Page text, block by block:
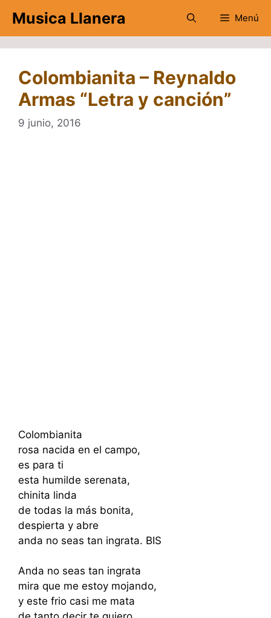
contenido
Musica Llanera Menú
Colombianita – Reynaldo
Armas “Letra y canción”
9 junio, 2016
Colombianita
rosa nacida en el campo,
es para ti
esta humilde serenata,
chinita linda
de todas la más bonita,
despierta y abre
anda no seas tan ingrata. BIS
Anda no seas tan ingrata
mira que me estoy mojando,
y este frio casi me mata